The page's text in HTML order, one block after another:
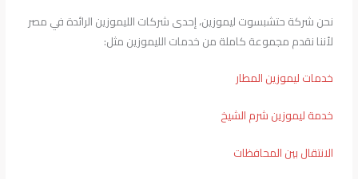
نحن شركة حتشبسوت ليموزين، إحدى شركات الليموزين الرائدة في مصر
لأننا نقدم مجموعة كاملة من خدمات الليموزين مثل:
خدمات ليموزين المطار
خدمة ليموزين شرم الشيخ
الانتقال بين المحافظات